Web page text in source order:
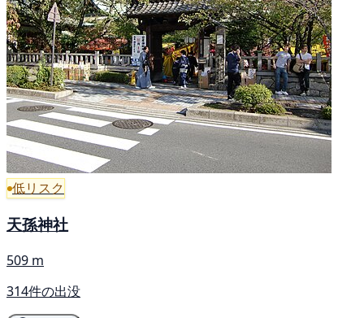
低リスク
天孫神社
509 m
314件の出没